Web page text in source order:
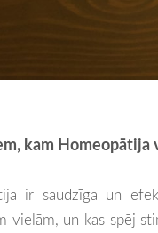
kam Homeopātija
ir saudzīga un
vielām, un kas spēj